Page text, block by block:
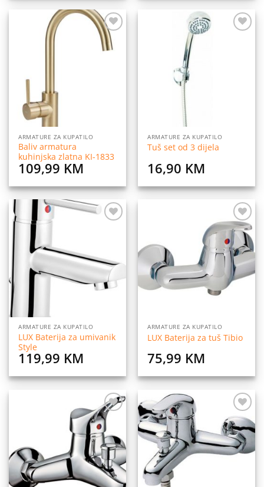
Dodaj
na
ARMATURE ZA KUPATILO
Baliv armatura
kuhinjska zlatna KI-1833
109,99 KM
ARMATURE ZA KUPATILO
Tuš set od 3 dijela
16,90 KM
ARMATURE ZA KUPATILO
LUX Baterija za umivanik
Style
119,99 KM
Dodaj
na
listu
želja
ARMATURE ZA KUPATILO
LUX Baterija za tuš Tibio
75,99 KM
Dodaj
na
listu
želja
Dodaj
na
listu
želja